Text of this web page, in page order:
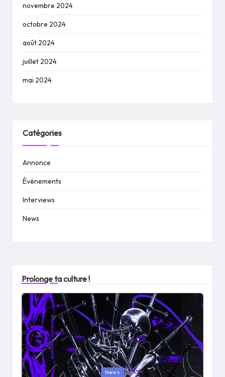
novembre 2024
octobre 2024
août 2024
juillet 2024
mai 2024
Catégories
Annonce
Événements
Interviews
News
Prolonge ta culture !
Posted
News